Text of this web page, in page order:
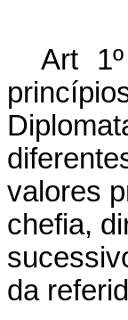
Art
valores
chefia,
da